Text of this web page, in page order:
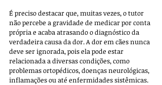
É preciso destacar que, muitas vezes, o tutor
não percebe a gravidade de medicar por conta
própria e acaba atrasando o diagnóstico da
verdadeira causa da dor. A dor em cães nunca
deve ser ignorada, pois ela pode estar
relacionada a diversas condições, como
problemas ortopédicos, doenças neurológicas,
inflamações ou até enfermidades sistêmicas.